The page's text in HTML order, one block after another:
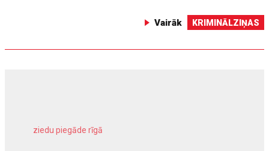
Vairāk KRIMINĀLZIŅAS
ziedu piegāde rīgā